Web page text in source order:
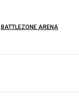
BATTLEZONE ARENA